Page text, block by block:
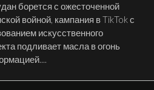
борется с ожесточенной
войной, кампания в TikTok с
искусственного
подливает масла в огонь